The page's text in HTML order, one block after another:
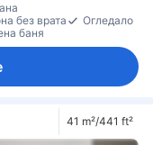
без врата
Огледало
баня
41 m²/441 ft²